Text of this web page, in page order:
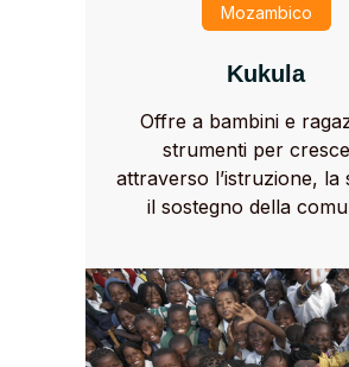
Mozambico
Kukula
Offre a bambini e
strumenti per
attraverso l’istruzione, la
il sostegno della